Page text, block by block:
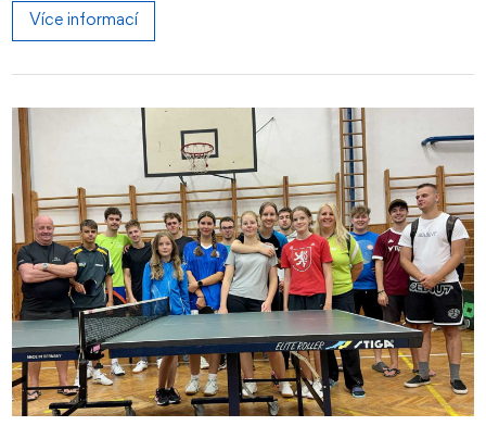
Více informací